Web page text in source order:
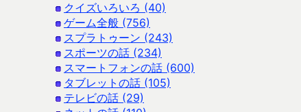
クイズいろいろ (40)
ゲーム全般 (756)
スプラトゥーン (243)
スポーツの話 (234)
スマートフォンの話 (600)
タブレットの話 (105)
テレビの話 (29)